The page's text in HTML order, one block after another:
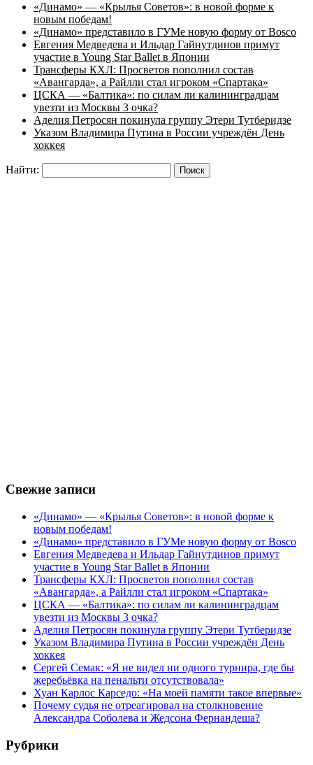
«Динамо» — «Крылья Советов»: в новой форме к
новым победам!
«Динамо» представило в ГУМе новую форму от Bosco
Евгения Медведева и Ильдар Гайнутдинов примут
участие в Young Star Ballet в Японии
Трансферы КХЛ: Просветов пополнил состав
«Авангарда», а Райлли стал игроком «Спартака»
ЦСКА — «Балтика»: по силам ли калининградцам
увезти из Москвы 3 очка?
Аделия Петросян покинула группу Этери Тутберидзе
Указом Владимира Путина в России учреждён День
хоккея
Найти:
Свежие записи
«Динамо» — «Крылья Советов»: в новой форме к
новым победам!
«Динамо» представило в ГУМе новую форму от Bosco
Евгения Медведева и Ильдар Гайнутдинов примут
участие в Young Star Ballet в Японии
Трансферы КХЛ: Просветов пополнил состав
«Авангарда», а Райлли стал игроком «Спартака»
ЦСКА — «Балтика»: по силам ли калининградцам
увезти из Москвы 3 очка?
Аделия Петросян покинула группу Этери Тутберидзе
Указом Владимира Путина в России учреждён День
хоккея
Сергей Семак: «Я не видел ни одного турнира, где бы
жеребьёвка на пенальти отсутствовала»
Хуан Карлос Карседо: «На моей памяти такое впервые»
Почему судья не отреагировал на столкновение
Александра Соболева и Жедсона Фернандеша?
Рубрики